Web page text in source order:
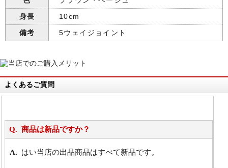
身長
10cm
備考
5ウェイジョイント
よくあるご質問
商品は新品ですか？
はい当店の出品商品はすべて新品です。